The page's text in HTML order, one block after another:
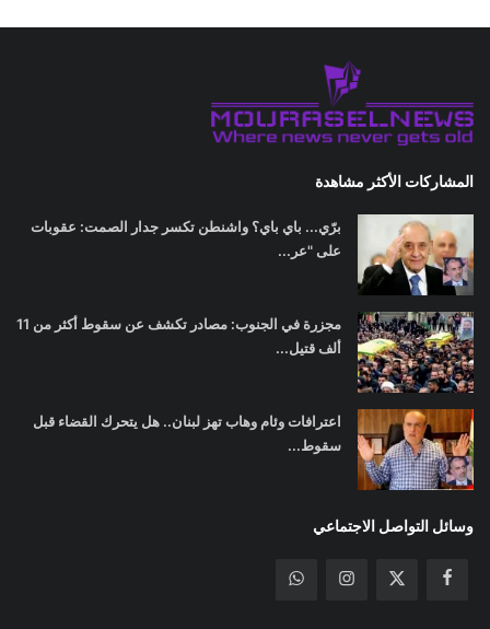
المشاركات الأكثر مشاهدة
برّي... باي باي؟ واشنطن تكسر جدار الصمت: عقوبات
على "عر...
مجزرة في الجنوب: مصادر تكشف عن سقوط أكثر من 11
ألف قتيل...
اعترافات وئام وهاب تهز لبنان.. هل يتحرك القضاء قبل
سقوط...
وسائل التواصل الاجتماعي